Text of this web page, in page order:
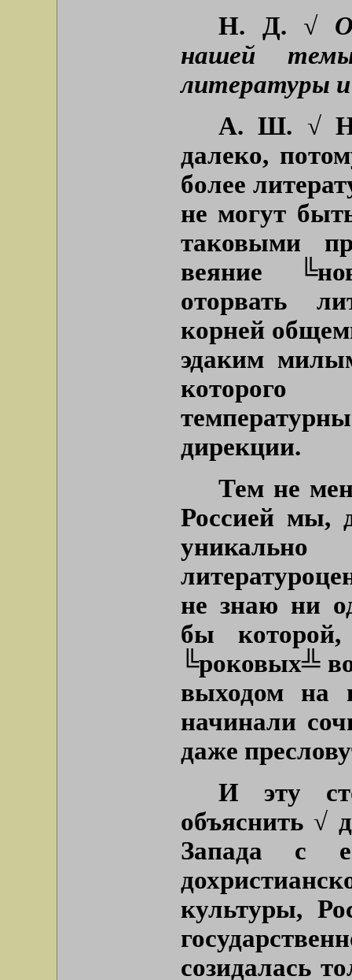
Н. Д. √
нашей
литературы
А. Ш. √
далеко,
более
не могут
таковыми
веяние
оторвать
корней
эдаким
дирекции.
Тем не
Россией мы,
не знаю ни
бы
╚роковых╩
выходом на
начинали
даже
И эту
объяснить √
Запада с
культуры,
созидалась